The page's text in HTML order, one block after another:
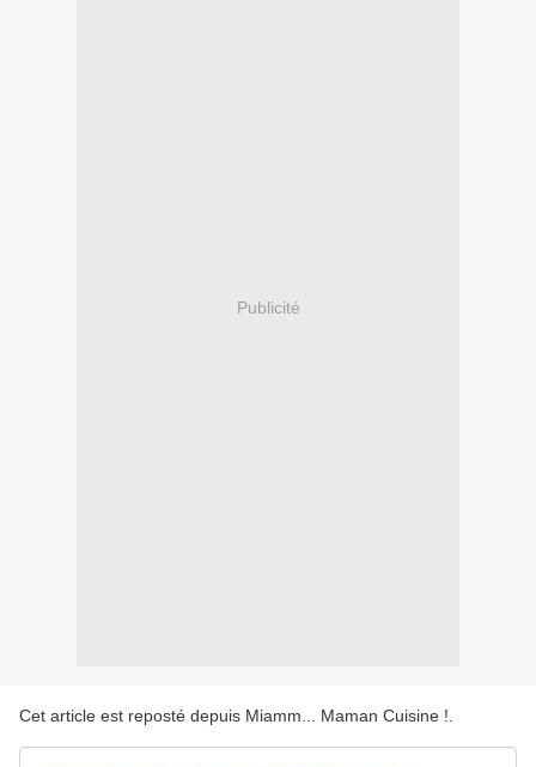
Publicité
Cet article est reposté depuis Miamm... Maman Cuisine !